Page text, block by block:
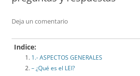
Deja un comentario
Indice:
1.- ASPECTOS GENERALES
– ¿Qué es el LEI?